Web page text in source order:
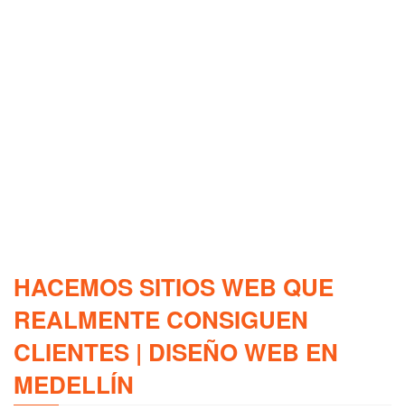
HACEMOS SITIOS WEB QUE
REALMENTE CONSIGUEN
CLIENTES | DISEÑO WEB EN
MEDELLÍN